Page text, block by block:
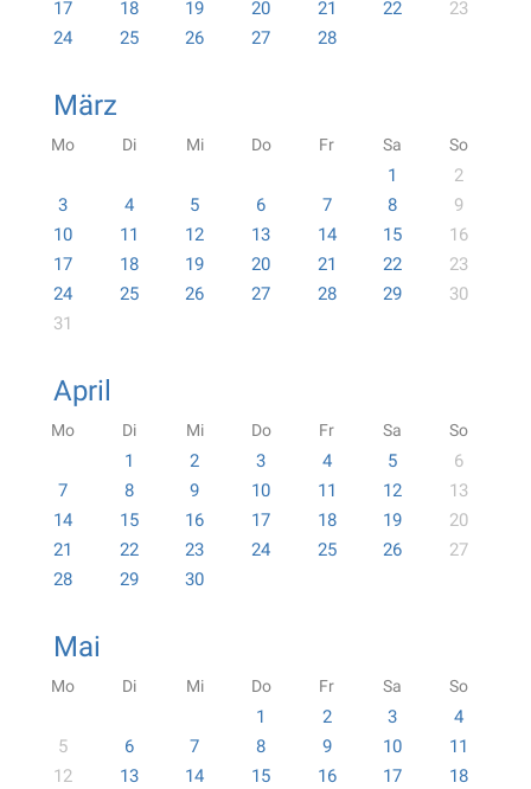
17
18 19 20 21 22
23
24
25 26 27 28
März
Mo Di Mi Do Fr Sa So
1
2
3
4 5 6 7 8
9
10
11 12 13 14 15
16
17
18 19 20 21 22
23
24
25 26 27 28 29
30
31
April
Mo Di Mi Do Fr Sa So
1 2 3 4 5
6
7
8 9 10 11 12
13
14
15 16 17 18 19
20
21
22 23 24 25 26
27
28
29 30
Mai
Mo Di Mi Do Fr Sa So
1 2 3
4
5
6 7 8 9 10
11
12
13 14 15 16 17
18